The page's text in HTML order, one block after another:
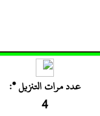
عدد مرات التنزيل *:
4